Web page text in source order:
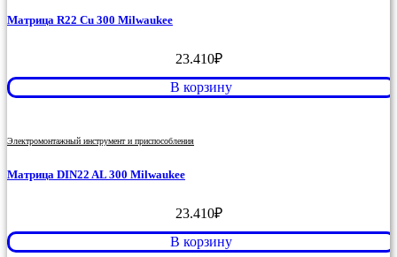
Матрица R22 Cu 300 Milwaukee
23.410₽
В корзину
Электромонтажный инструмент и приспособления
Матрица DIN22 AL 300 Milwaukee
23.410₽
В корзину